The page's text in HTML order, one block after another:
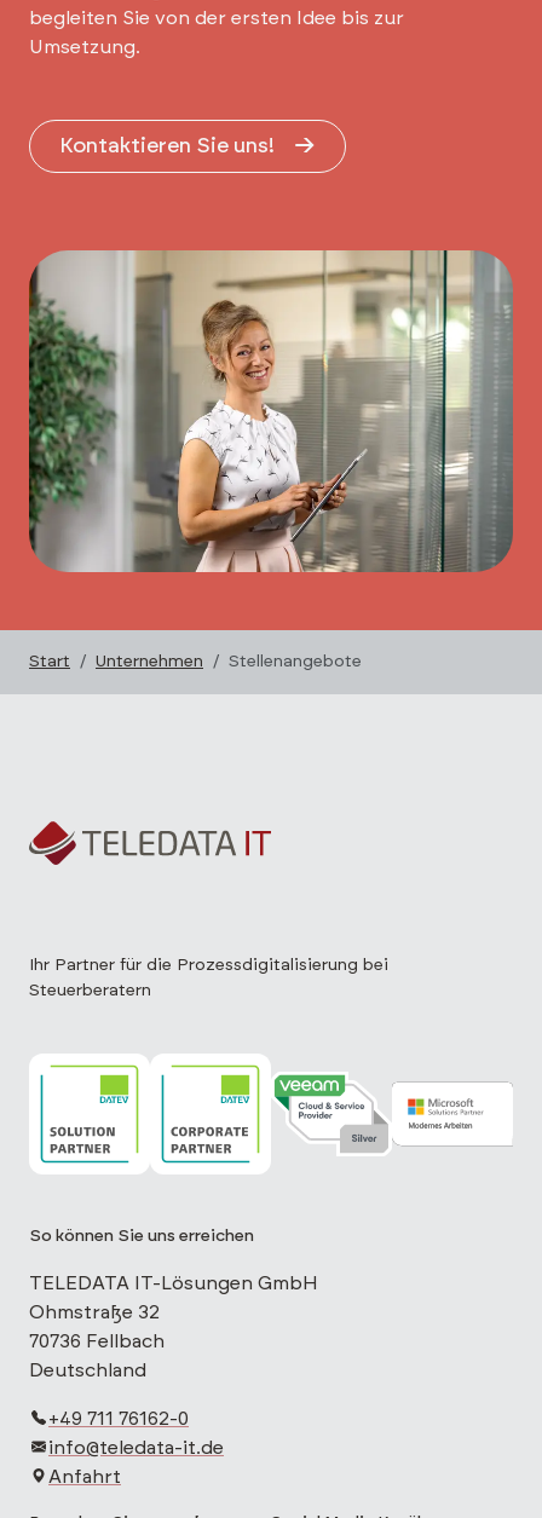
begleiten Sie von der ersten Idee bis zur
Umsetzung.
Kontaktieren Sie uns!
Start Unternehmen Stellenangebote
Ihr Partner für die Prozessdigitalisierung bei
Steuerberatern
So können Sie uns erreichen
TELEDATA IT-Lösungen GmbH
Ohmstraße 32
70736 Fellbach
Deutschland
+49 711 76162-0
info@teledata-it.de
Anfahrt